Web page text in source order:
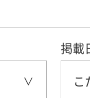
掲載
こ